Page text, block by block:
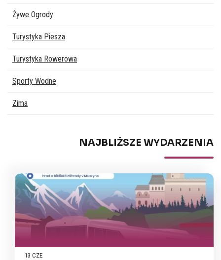
Żywe Ogrody
Turystyka Piesza
Turystyka Rowerowa
Sporty Wodne
Zima
NAJBLIŻSZE WYDARZENIA
13 CZE